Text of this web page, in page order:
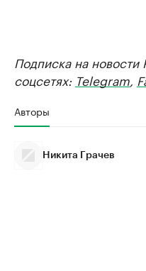
Подписка на
соцсетях: Telegram
Авторы
Никита Грачев